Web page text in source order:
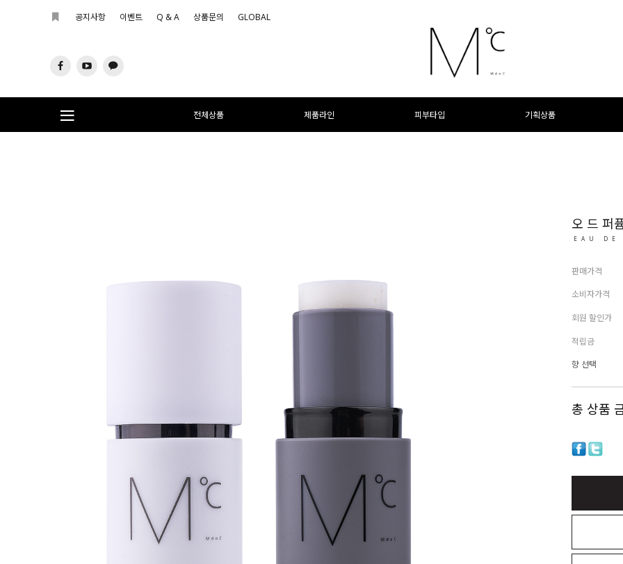
공지사항 이벤트 Q & A 상품문의 GLOBAL
전체상품 제품라인 피부타입 기획상품
오 드 퍼
EAU DE
판매가격
소비자가격
회원 할인가
적립금
향 선택
총 상품